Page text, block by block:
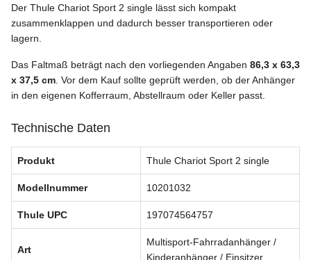
Der Thule Chariot Sport 2 single lässt sich kompakt
zusammenklappen und dadurch besser transportieren oder
lagern.
Das Faltmaß beträgt nach den vorliegenden Angaben 86,3 x 63,3
x 37,5 cm . Vor dem Kauf sollte geprüft werden, ob der Anhänger
in den eigenen Kofferraum, Abstellraum oder Keller passt.
Technische Daten
Produkt Thule Chariot Sport 2 single
Modellnummer 10201032
Thule UPC 197074564757
Art
Multisport-Fahrradanhänger /
Kinderanhänger / Einsitzer